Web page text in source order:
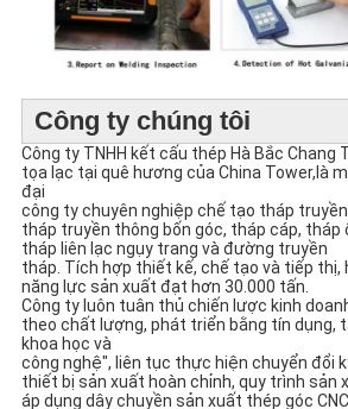
Công ty chúng tôi
Công ty TNHH kết cấu thép Hà Bắc Chang
tọa lạc tại quê hương của China Tower, là
đại
công ty chuyên nghiệp chế tạo tháp
tháp truyền thông bốn góc, tháp cáp, tháp
tháp liên lạc ngụy trang và đường truyền
tháp. Tích hợp thiết kế, chế tạo và tiếp thị,
năng lực sản xuất đạt hơn 30.000 tấn.
Công ty luôn tuân thủ chiến lược kinh
theo chất lượng, phát triển bằng tín dụng,
khoa học và
công nghệ", liên tục thực hiện chuyển đổi
thiết bị sản xuất hoàn chỉnh, quy trình sản
áp dụng dây chuyền sản xuất thép góc